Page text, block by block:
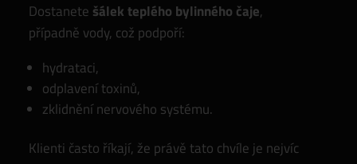
Dostanete šálek teplého bylinného čaje,
případně vody, což podpoří:
hydrataci,
odplavení toxinů,
zklidnění nervového systému.
Klienti často říkají, že právě tato chvíle je nejvíc